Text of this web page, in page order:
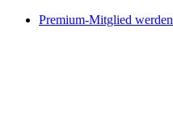
Premium-Mitglied werden